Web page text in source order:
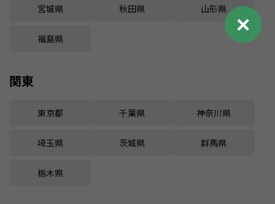
宮城県 秋田県 山形県
福島県
関東
東京都 千葉県 神奈川県
埼玉県 茨城県 群馬県
栃木県
✕